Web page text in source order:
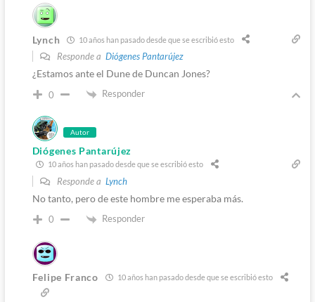
Lynch 10 años han pasado desde que se escribió esto
Responde a Diógenes Pantarújez
¿Estamos ante el Dune de Duncan Jones?
0 Responder
Autor
Diógenes Pantarújez
10 años han pasado desde que se escribió esto
Responde a Lynch
No tanto, pero de este hombre me esperaba más.
0 Responder
Felipe Franco 10 años han pasado desde que se escribió esto